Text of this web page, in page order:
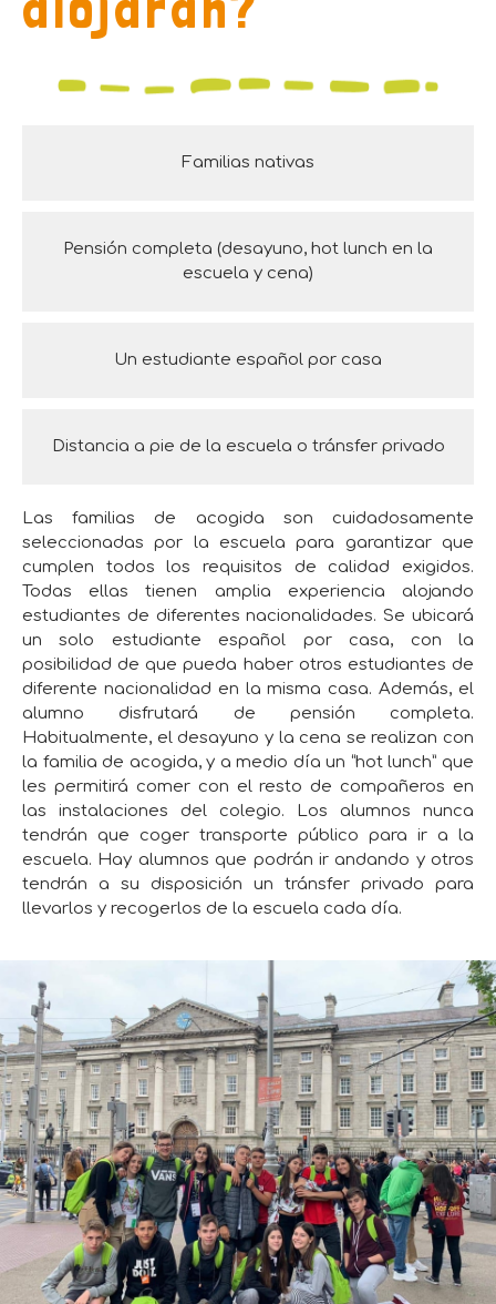
Familias nativas
Pensión completa (desayuno, hot lunch en la
escuela y cena)
Un estudiante español por casa
Distancia a pie de la escuela o tránsfer privado
Las familias de acogida son cuidadosamente
seleccionadas por la escuela para garantizar que
cumplen todos los requisitos de calidad exigidos.
Todas ellas tienen amplia experiencia alojando
estudiantes de diferentes nacionalidades. Se ubicará
un solo estudiante español por casa, con la
posibilidad de que pueda haber otros estudiantes de
diferente nacionalidad en la misma casa. Además, el
alumno disfrutará de pensión completa.
Habitualmente, el desayuno y la cena se realizan con
la familia de acogida, y a medio día un “hot lunch” que
les permitirá comer con el resto de compañeros en
las instalaciones del colegio. Los alumnos nunca
tendrán que coger transporte público para ir a la
escuela. Hay alumnos que podrán ir andando y otros
tendrán a su disposición un tránsfer privado para
llevarlos y recogerlos de la escuela cada día.